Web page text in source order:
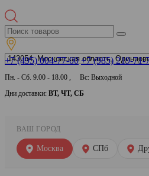
+7 (495) 004-77-00 +7 (985) 219-71-
Пн. - Сб. 9.00 - 18.00 , Вс: Выходной
Дни доставки: ВТ, ЧТ, СБ
ВАШ ГОРОД
Москва СПб